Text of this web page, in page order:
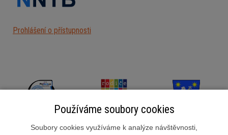
Prohlášení o přístupnosti
Používáme soubory cookies
Soubory cookies využíváme k analýze návštěvnosti,